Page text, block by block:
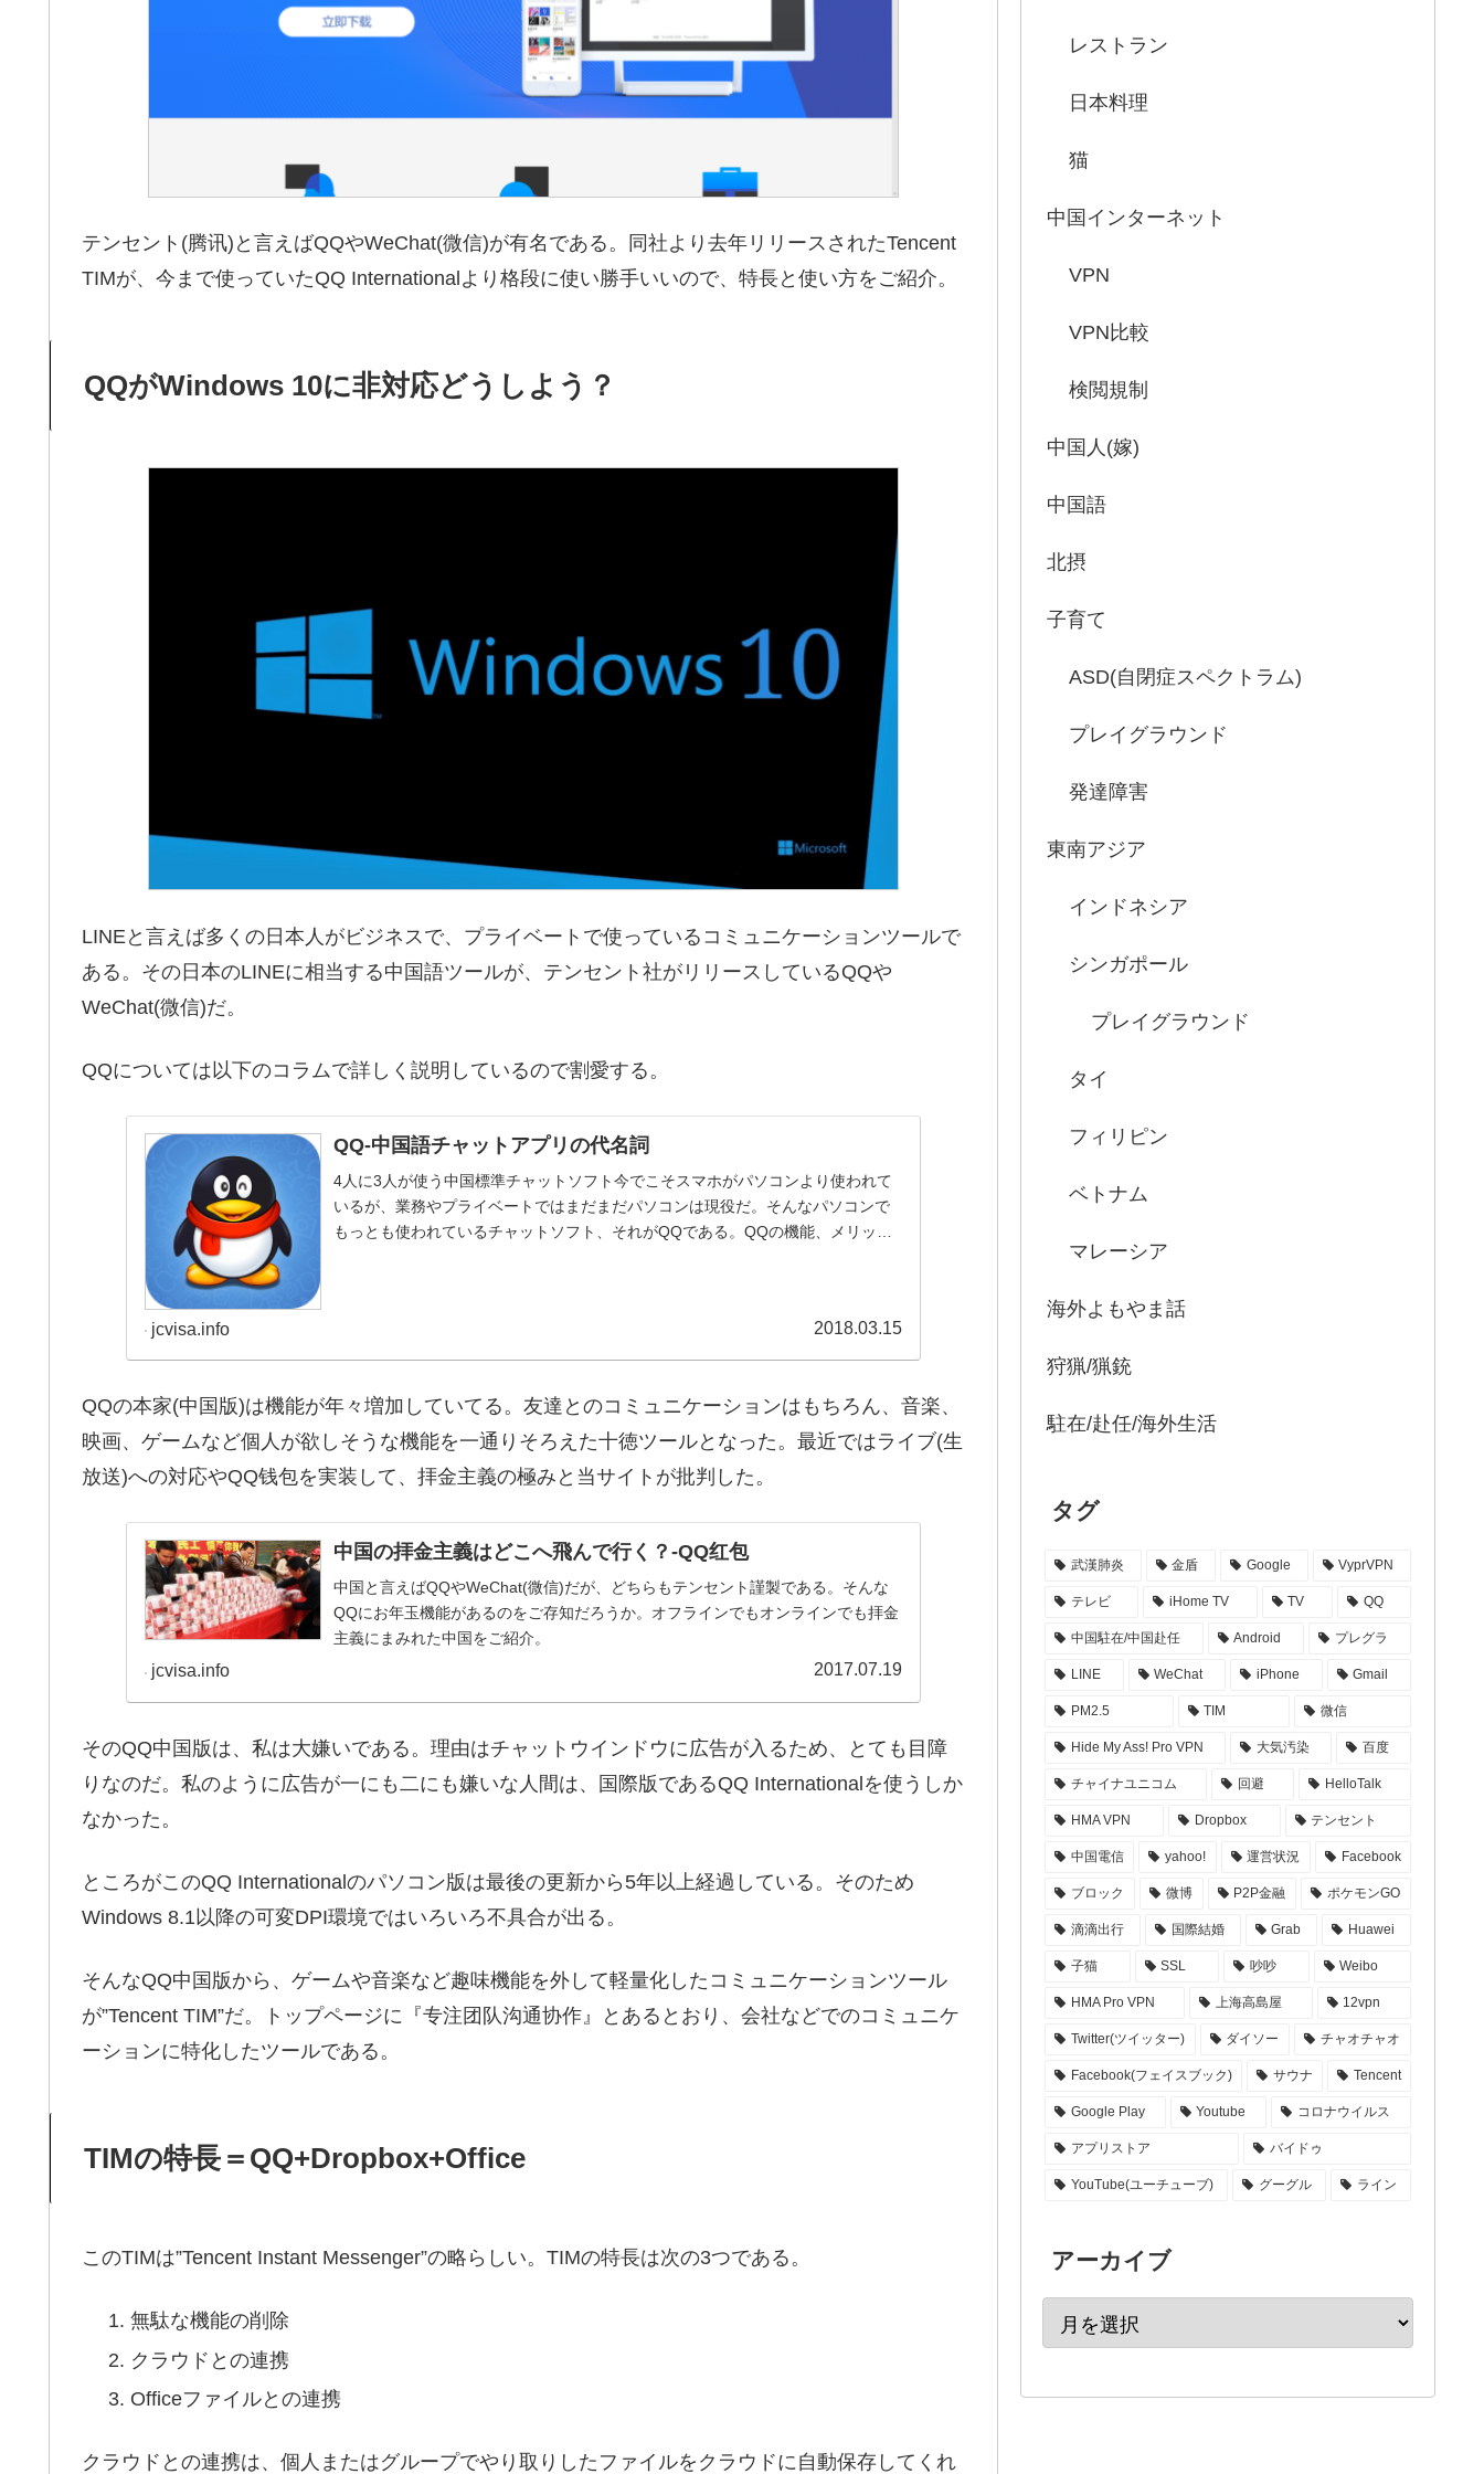
テンセント(腾讯)と言えばQQやWeChat(微信)が有名である。同社より去年リリースされたTencent
TIMが、今まで使っていたQQ Internationalより格段に使い勝手いいので、特長と使い方をご紹介。
QQがWindows 10に非対応どうしよう？
LINEと言えば多くの日本人がビジネスで、プライベートで使っているコミュニケーションツールで
ある。その日本のLINEに相当する中国語ツールが、テンセント社がリリースしているQQや
WeChat(微信)だ。
QQについては以下のコラムで詳しく説明しているので割愛する。
QQ-中国語チャットアプリの代名詞
4人に3人が使う中国標準チャットソフト今でこそスマホがパソコンより使われて
いるが、業務やプライベートではまだまだパソコンは現役だ。そんなパソコンで
もっとも使われているチャットソフト、それがQQである。QQの機能、メリット
jcvisa.info 2018.03.15
QQの本家(中国版)は機能が年々増加していてる。友達とのコミュニケーションはもちろん、音楽、
映画、ゲームなど個人が欲しそうな機能を一通りそろえた十徳ツールとなった。最近ではライブ(生
放送)への対応やQQ钱包を実装して、拝金主義の極みと当サイトが批判した。
中国の拝金主義はどこへ飛んで行く？-QQ红包
中国と言えばQQやWeChat(微信)だが、どちらもテンセント謹製である。そんな
QQにお年玉機能があるのをご存知だろうか。オフラインでもオンラインでも拝金
主義にまみれた中国をご紹介。
jcvisa.info 2017.07.19
そのQQ中国版は、私は大嫌いである。理由はチャットウインドウに広告が入るため、とても目障
りなのだ。私のように広告が一にも二にも嫌いな人間は、国際版であるQQ Internationalを使うしか
なかった。
ところがこのQQ Internationalのパソコン版は最後の更新から5年以上経過している。そのため
Windows 8.1以降の可変DPI環境ではいろいろ不具合が出る。
そんなQQ中国版から、ゲームや音楽など趣味機能を外して軽量化したコミュニケーションツール
が”Tencent TIM”だ。トップページに『专注团队沟通协作』とあるとおり、会社などでのコミュニケ
ーションに特化したツールである。
TIMの特長＝QQ+Dropbox+Office
このTIMは”Tencent Instant Messenger”の略らしい。TIMの特長は次の3つである。
無駄な機能の削除
クラウドとの連携
Officeファイルとの連携
クラウドとの連携は、個人またはグループでやり取りしたファイルをクラウドに自動保存してくれ
レストラン
日本料理
猫
中国インターネット
VPN
VPN比較
検閲規制
中国人(嫁)
中国語
北摂
子育て
ASD(自閉症スペクトラム)
プレイグラウンド
発達障害
東南アジア
インドネシア
シンガポール
プレイグラウンド
タイ
フィリピン
ベトナム
マレーシア
海外よもやま話
狩猟/猟銃
駐在/赴任/海外生活
タグ
武漢肺炎 金盾 Google VyprVPN
テレビ iHome TV TV QQ
中国駐在/中国赴任 Android プレグラ
LINE WeChat iPhone Gmail
PM2.5 TIM 微信
Hide My Ass! Pro VPN 大気汚染 百度
チャイナユニコム 回避 HelloTalk
HMA VPN Dropbox テンセント
中国電信 yahoo! 運営状況 Facebook
ブロック 微博 P2P金融 ポケモンGO
滴滴出行 国際結婚 Grab Huawei
子猫 SSL 吵吵 Weibo
HMA Pro VPN 上海高島屋 12vpn
Twitter(ツイッター) ダイソー チャオチャオ
Facebook(フェイスブック) サウナ Tencent
Google Play Youtube コロナウイルス
アプリストア バイドゥ
YouTube(ユーチューブ) グーグル ライン
アーカイブ